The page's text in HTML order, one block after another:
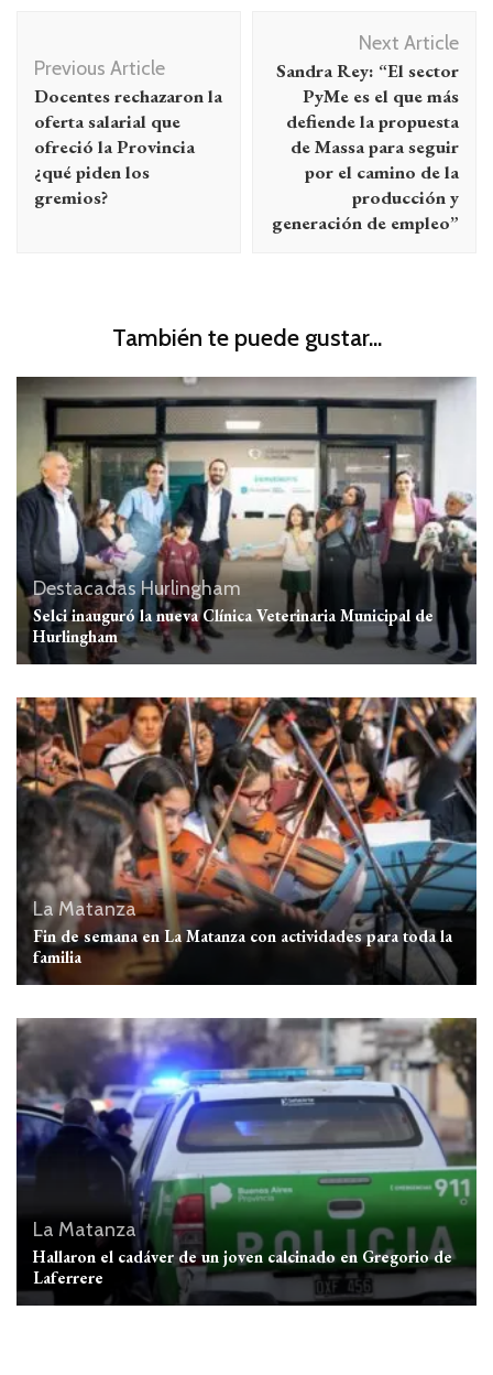
de
entradas
Previous Article
Docentes rechazaron la
oferta salarial que
ofreció la Provincia
¿qué piden los
gremios?
Next Article
Sandra Rey: “El sector
PyMe es el que más
defiende la propuesta
de Massa para seguir
por el camino de la
producción y
generación de empleo”
También te puede gustar...
Destacadas Hurlingham
Selci inauguró la nueva Clínica Veterinaria Municipal de
Hurlingham
La Matanza
Fin de semana en La Matanza con actividades para toda la
familia
La Matanza
Hallaron el cadáver de un joven calcinado en Gregorio de
Laferrere